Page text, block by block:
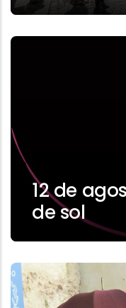
12 de
de sol